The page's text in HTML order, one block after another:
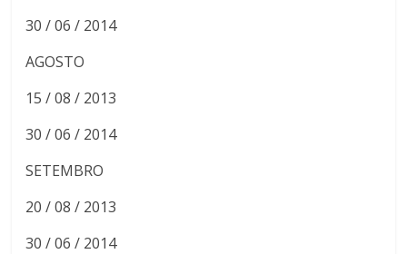
30 / 06 / 2014
AGOSTO
15 / 08 / 2013
30 / 06 / 2014
SETEMBRO
20 / 08 / 2013
30 / 06 / 2014